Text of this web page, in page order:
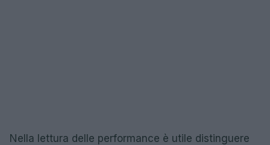
Nella lettura delle performance è utile distinguere